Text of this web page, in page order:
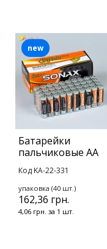
Батарейки
пальчиковые АА
Код KA-22-331
упаковка (40 шт.)
162,36 грн.
4,06 грн. за 1 шт.
new